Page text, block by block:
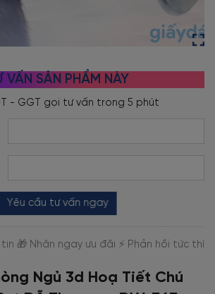
VẤN SẢN PHẨM NÀY
Yêu cầu tư vấn ngay
Ngủ 3d Hoạ Tiết Chú